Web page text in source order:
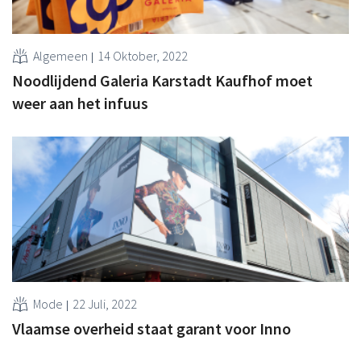
Algemeen 14 Oktober, 2022
Noodlijdend Galeria Karstadt Kaufhof moet
weer aan het infuus
Mode 22 Juli, 2022
Vlaamse overheid staat garant voor Inno